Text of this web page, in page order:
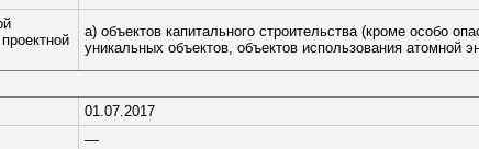
а) объектов капитального строительства (кроме особо
уникальных объектов, объектов использования атомной
01.07.2017
—